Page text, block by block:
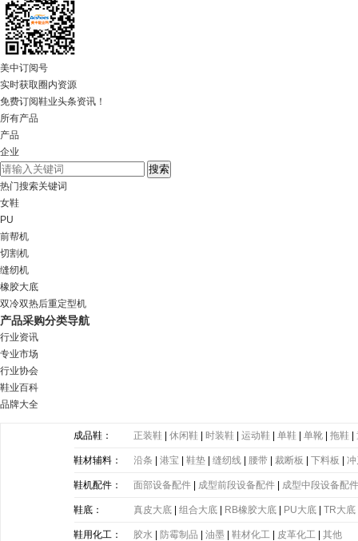
美中订阅号
实时获取圈内资源
免费订阅鞋业头条资讯！
所有产品
产品
企业
热门搜索关键词
女鞋
PU
前帮机
切割机
缝纫机
橡胶大底
双冷双热后重定型机
产品采购分类导航
行业资讯
专业市场
行业协会
鞋业百科
品牌大全
成品鞋： 正装鞋 |休闲鞋 时装鞋 |运动鞋 |单鞋 |单靴 |拖鞋 |
鞋材辅料： 沿条 |港宝 |鞋垫 |缝纫线 腰带 |裁断板 |下料板 |
带|塑胶片|其他
鞋机配件： 面部设备配件 成型前段设备配件 成型中段设备配
鞋底： 真皮大底 |组合大底 RB橡胶大底 PU大底 |TR大底
底|PE大底|PP大底| SBR大底| PC大底| 软木大底
鞋用化工： 胶水 防霉制品 |油墨 |鞋材化工 皮革化工 |其他